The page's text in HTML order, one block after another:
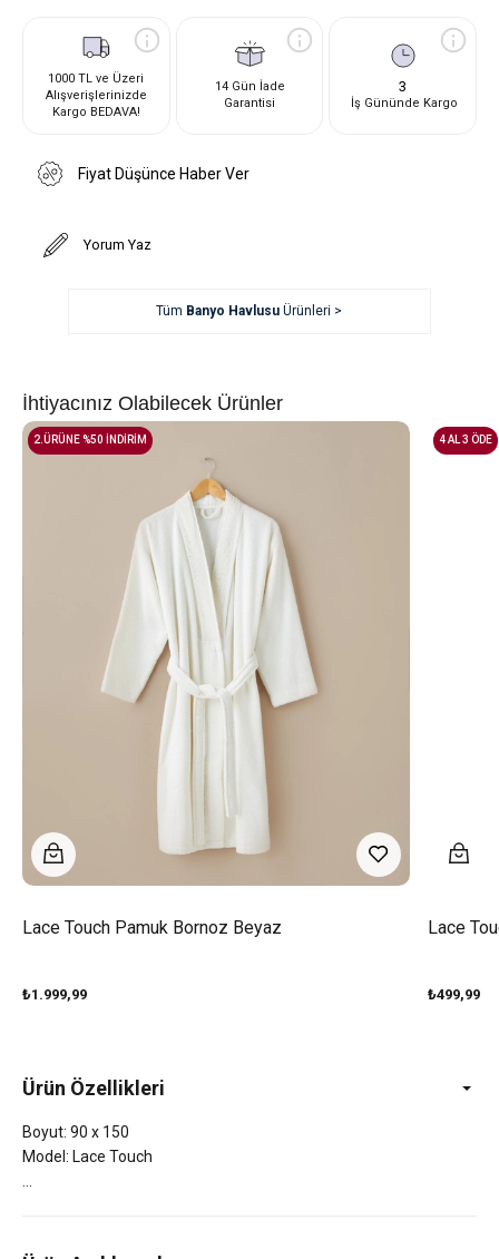
1000 TL ve Üzeri
Alışverişlerinizde
Kargo BEDAVA!
14 Gün İade
Garantisi
3
İş Gününde Kargo
Fiyat Düşünce Haber Ver
Yorum Yaz
Tüm Banyo Havlusu Ürünleri >
İhtiyacınız Olabilecek Ürünler
Lace Touch Pamuk Bornoz Beyaz
₺1.999,99
2.ÜRÜNE %50 İNDİRİM
Lace
₺499,99
4 AL 3 ÖDE
Ürün Özellikleri
Boyut: 90 x 150
Model: Lace Touch